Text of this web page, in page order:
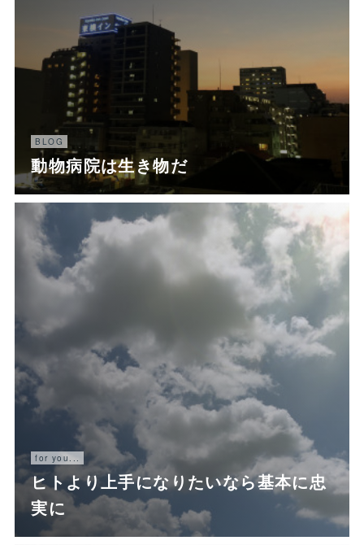
BLOG
動物病院は生き物だ
for you...
ヒトより上手になりたいなら基本に忠
実に